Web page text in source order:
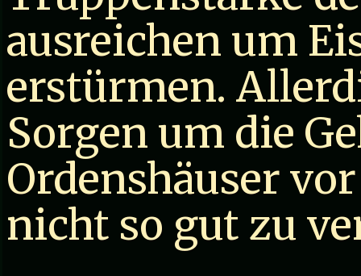
ausreichen um
erstürmen.
Sorgen um die
Ordenshäuser
nicht so gut zu